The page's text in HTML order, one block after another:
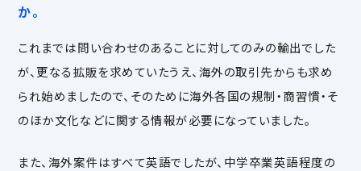
か。
これまでは問い合わせのあることに対してのみの輸出でした
が、更なる拡販を求めていたうえ、海外の取引先からも求め
られ始めましたので、 そのために海外各国の規制・商習慣・そ
のほか文化などに関する情報が必要になっていました。
また、海外案件はすべて英語でしたが、中学卒業英語程度の